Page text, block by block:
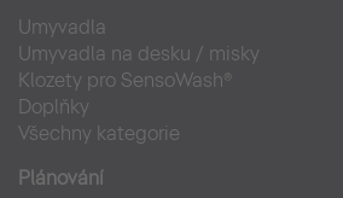
Umyvadla
Umyvadla na desku / misky
Klozety pro SensoWash®
Doplňky
Všechny kategorie
Plánování